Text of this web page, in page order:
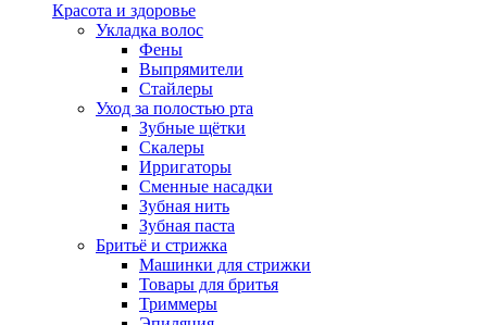
Красота и здоровье
Укладка волос
Фены
Выпрямители
Стайлеры
Уход за полостью рта
Зубные щётки
Скалеры
Ирригаторы
Сменные насадки
Зубная нить
Зубная паста
Бритьё и стрижка
Машинки для стрижки
Товары для бритья
Триммеры